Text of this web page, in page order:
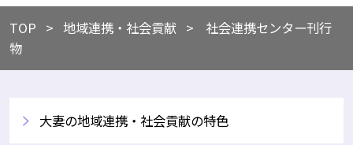
TOP ​地域連携・社会貢献
社会連携センター刊行
物
大妻の地域連携・社会貢献の特色